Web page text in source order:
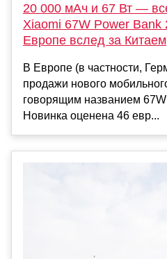
20 000 мАч и 67 Вт —
Xiaomi 67W Power
Европе вслед за Китаем
В Европе (в частности,
продажи нового
говорящим названием
Новинка оценена 46 евр...